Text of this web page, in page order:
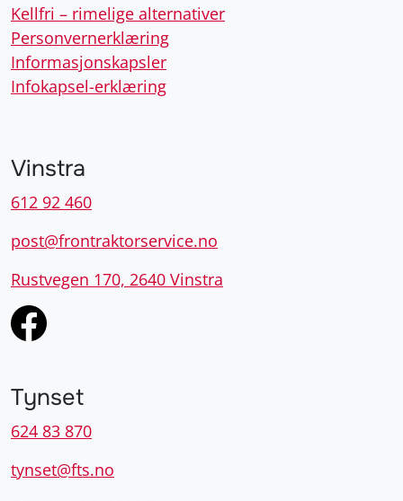
Kellfri – rimelige alternativer
Personvernerklæring
Informasjonskapsler
Infokapsel-erklæring
Vinstra
612 92 460
post@frontraktorservice.no
Rustvegen 170, 2640 Vinstra
Tynset
624 83 870
tynset@fts.no